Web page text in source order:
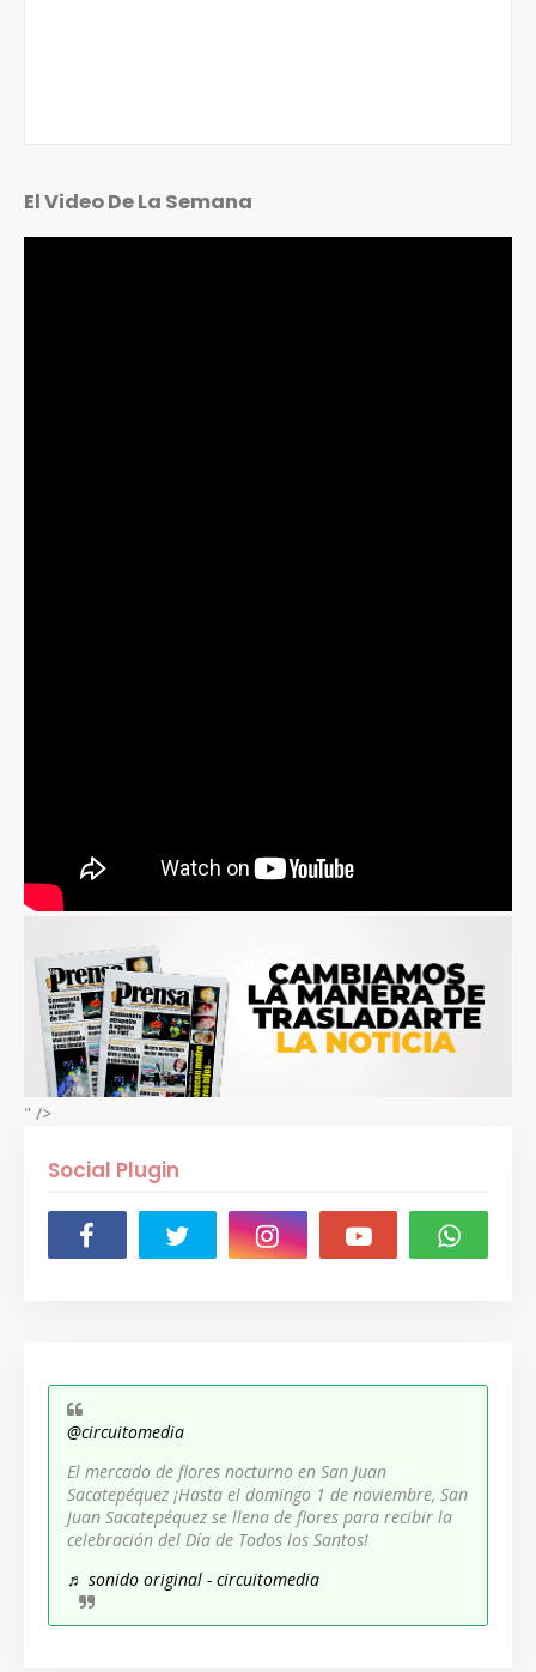
El Video De La Semana
" />
Social Plugin
@circuitomedia
El mercado de flores nocturno en San Juan
Sacatepéquez ¡Hasta el domingo 1 de noviembre, San
Juan Sacatepéquez se llena de flores para recibir la
celebración del Día de Todos los Santos!
♬ sonido original - circuitomedia